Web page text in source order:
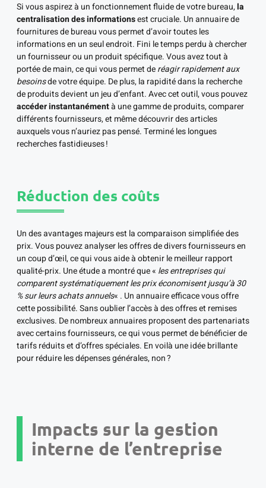
Si vous aspirez à un fonctionnement fluide de votre bureau,la
centralisation des informationsest cruciale. Un annuaire de
fournitures de bureau vous permet d’avoir toutes les
informations en un seul endroit. Fini le temps perdu à chercher
un fournisseur ou un produit spécifique. Vous avez tout à
portée de main, ce qui vous permet deréagir rapidement aux
besoinsde votre équipe. De plus, la rapidité dans la recherche
de produits devient un jeu d’enfant. Avec cet outil, vous pouvez
accéder instantanémentà une gamme de produits, comparer
différents fournisseurs, et même découvrir des articles
auxquels vous n’auriez pas pensé. Terminé les longues
recherches fastidieuses !
Réduction des coûts
Un des avantages majeurs est la comparaison simplifiée des
prix. Vous pouvez analyser les offres de divers fournisseurs en
un coup d’œil, ce qui vous aide à obtenir le meilleur rapport
qualité-prix. Une étude a montré que « les entreprises qui
comparent systématiquement les prix économisent jusqu’à 30
% sur leurs achats annuels« . Un annuaire efficace vous offre
cette possibilité. Sans oublier l’accès à des offres et remises
exclusives. De nombreux annuaires proposent des partenariats
avec certains fournisseurs, ce qui vous permet de bénéficier de
tarifs réduits et d’offres spéciales. En voilà une idée brillante
pour réduire les dépenses générales, non ?
Impacts sur la gestion
interne de l’entreprise